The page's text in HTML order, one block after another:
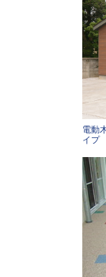
電動
イプ